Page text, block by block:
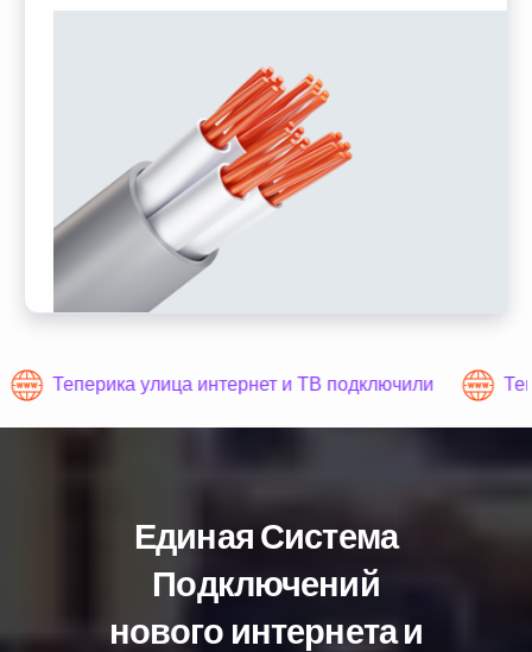
Теперика улица интернет и ТВ подключили
Единая Система
Подключений
нового интернета и